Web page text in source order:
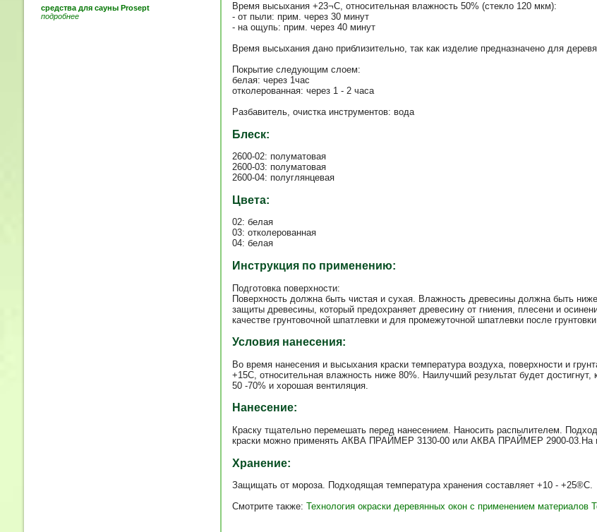
средства для сауны Prosept
подробнее
Время высыхания +23¬C, относительная влажность 50% (стекло 120 мкм):
- от пыли: прим. через 30 минут
- на ощупь: прим. через 40 минут
Время высыхания дано приблизительно, так как изделие предназначено для
Покрытие следующим слоем:
белая: через 1час
отколерованная: через 1 - 2 часа
Разбавитель, очистка инструментов: вода
Блеск:
2600-02: полуматовая
2600-03: полуматовая
2600-04: полуглянцевая
Цвета:
02: белая
03: отколерованная
04: белая
Инструкция по применению:
Подготовка поверхности:
Поверхность должна быть чистая и сухая. Влажность древесины должна быть
защиты древесины, который предохраняет древесину от гниения, плесени и
качестве грунтовочной шпатлевки и для промежуточной шпатлевки после
Условия нанесения:
Во время нанесения и высыхания краски температура воздуха, поверхности и
+15C, относительная влажность ниже 80%. Наилучший результат будет
50 -70% и хорошая вентиляция.
Нанесение:
Краску тщательно перемешать перед нанесением. Наносить распылителем.
краски можно применять АКВА ПРАЙМЕР 3130-00 или АКВА ПРАЙМЕР 2900-03.На
Хранение:
Защищать от мороза. Подходящая температура хранения составляет +10 - +25®C.
Смотрите также: Технология окраски деревянных окон с применением материалов